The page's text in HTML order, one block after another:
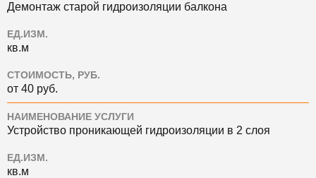
Демонтаж старой гидроизоляции балкона
ЕД.ИЗМ.
кв.м
СТОИМОСТЬ, РУБ.
от 40 руб.
НАИМЕНОВАНИЕ УСЛУГИ
Устройство проникающей гидроизоляции в 2 слоя
ЕД.ИЗМ.
кв.м